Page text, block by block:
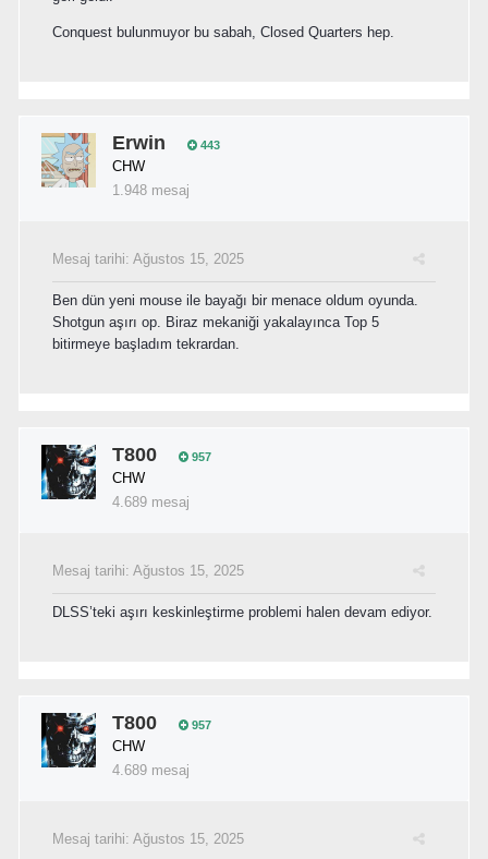
Conquest bulunmuyor bu sabah, Closed Quarters hep.
Erwin 443
CHW
1.948 mesaj
Mesaj tarihi: Ağustos 15, 2025
Ben dün yeni mouse ile bayağı bir menace oldum oyunda.
Shotgun aşırı op. Biraz mekaniği yakalayınca Top 5
bitirmeye başladım tekrardan.
T800 957
CHW
4.689 mesaj
Mesaj tarihi: Ağustos 15, 2025
DLSS’teki aşırı keskinleştirme problemi halen devam ediyor.
T800 957
CHW
4.689 mesaj
Mesaj tarihi: Ağustos 15, 2025